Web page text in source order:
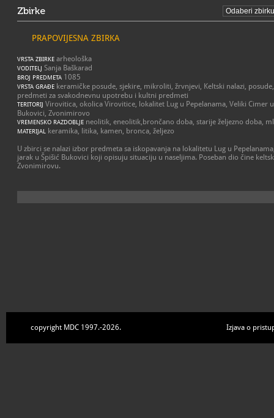
Zbirke
PRAPOVIJESNA ZBIRKA
VRSTA ZBIRKE arheološka
VODITELJ Sanja Baškarad
BROJ PREDMETA 1085
VRSTA GRAĐE keramičke posude, sjekire, mikroliti, žrvnjevi, Keltski nalazi,
predmeti za svakodnevnu upotrebu i kultni predmeti
TERITORIJ Virovitica, okolica Virovitice, lokalitet Lug u Pepelanama, Veliki Cimer u
Bukovici, Zvonimirovo
VREMENSKO RAZDOBLJE neolitik, eneolitik,brončano doba, starije željezno doba,
MATERIJAL keramika, litika, kamen, bronca, željezo
U zbirci se nalazi izbor predmeta sa iskopavanja na lokalitetu Lug u
jarak u Špišić Bukovici koji opisuju situaciju u naseljima. Poseban dio čine
Zvonimirovu.
copyright MDC 1997.-2026. Izjava o